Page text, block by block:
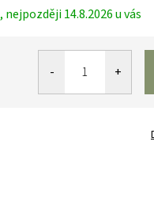
14.8.2026